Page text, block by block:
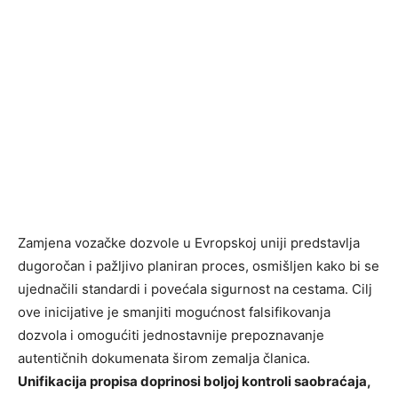
Zamjena vozačke dozvole u Evropskoj uniji predstavlja
dugoročan i pažljivo planiran proces, osmišljen kako bi se
ujednačili standardi i povećala sigurnost na cestama. Cilj
ove inicijative je smanjiti mogućnost falsifikovanja
dozvola i omogućiti jednostavnije prepoznavanje
autentičnih dokumenata širom zemalja članica.
Unifikacija propisa doprinosi boljoj kontroli saobraćaja,